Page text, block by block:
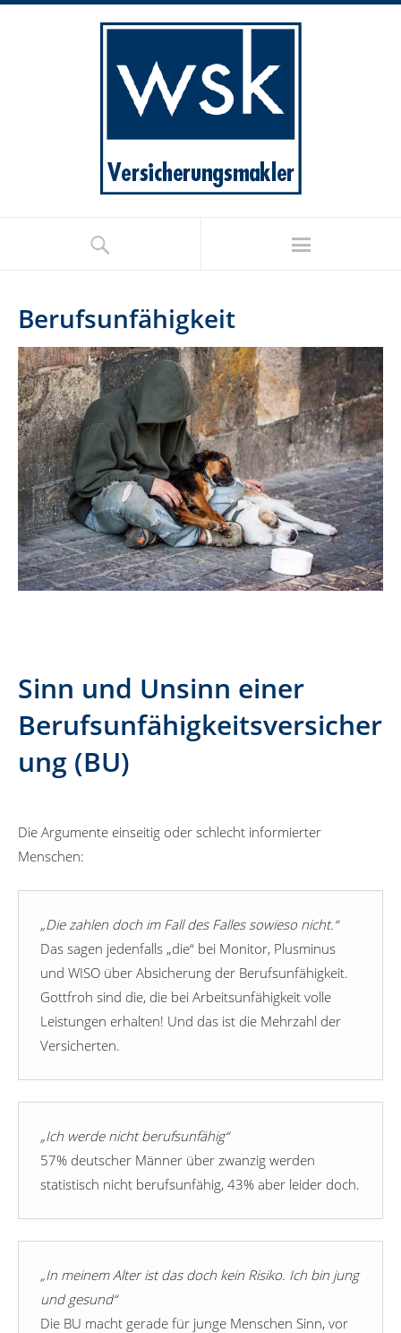
Berufsunfähigkeit
Sinn und Unsinn einer
Berufsunfähigkeitsversicher
ung (BU)
Die Argumente einseitig oder schlecht informierter
Menschen:
„Die zahlen doch im Fall des Falles sowieso nicht.“
Das sagen jedenfalls „die“ bei Monitor, Plusminus
und WISO über Absicherung der Berufsunfähigkeit.
Gottfroh sind die, die bei Arbeitsunfähigkeit volle
Leistungen erhalten! Und das ist die Mehrzahl der
Versicherten.
„Ich werde nicht berufsunfähig“
57% deutscher Männer über zwanzig werden
statistisch nicht berufsunfähig, 43% aber leider doch.
„In meinem Alter ist das doch kein Risiko. Ich bin jung
und gesund“
Die BU macht gerade für junge Menschen Sinn, vor